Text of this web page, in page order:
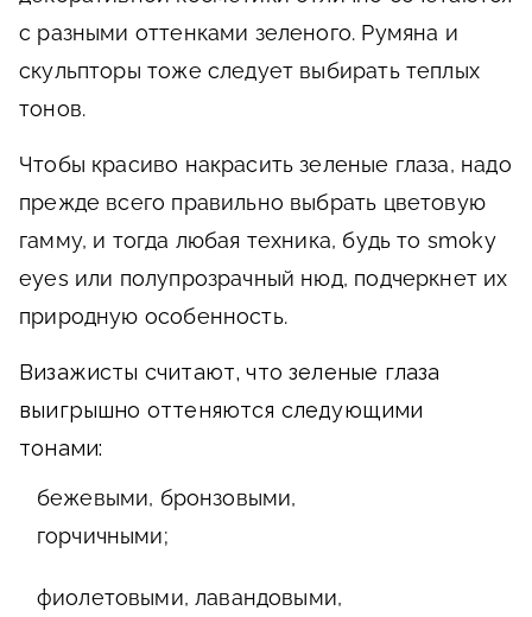
с разными оттенками зеленого. Румяна и
скульпторы тоже следует выбирать теплых
тонов.
Чтобы красиво накрасить зеленые глаза, надо
прежде всего правильно выбрать цветовую
гамму, и тогда любая техника, будь то smoky
eyes или полупрозрачный нюд, подчеркнет их
природную особенность.
Визажисты считают, что зеленые глаза
выигрышно оттеняются следующими
тонами:
бежевыми, бронзовыми,
горчичными;
фиолетовыми, лавандовыми,